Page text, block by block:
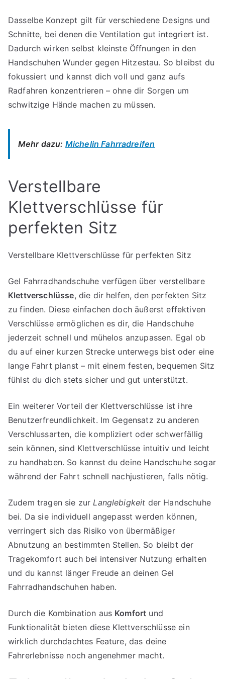
Dasselbe Konzept gilt für verschiedene Designs und
Schnitte, bei denen die Ventilation gut integriert ist.
Dadurch wirken selbst kleinste Öffnungen in den
Handschuhen Wunder gegen Hitzestau. So bleibst du
fokussiert und kannst dich voll und ganz aufs
Radfahren konzentrieren – ohne dir Sorgen um
schwitzige Hände machen zu müssen.
Mehr dazu: Michelin Fahrradreifen
Verstellbare
Klettverschlüsse für
perfekten Sitz
Verstellbare Klettverschlüsse für perfekten Sitz
Gel Fahrradhandschuhe verfügen über verstellbare
Klettverschlüsse, die dir helfen, den perfekten Sitz
zu finden. Diese einfachen doch äußerst effektiven
Verschlüsse ermöglichen es dir, die Handschuhe
jederzeit schnell und mühelos anzupassen. Egal ob
du auf einer kurzen Strecke unterwegs bist oder eine
lange Fahrt planst – mit einem festen, bequemen Sitz
fühlst du dich stets sicher und gut unterstützt.
Ein weiterer Vorteil der Klettverschlüsse ist ihre
Benutzerfreundlichkeit. Im Gegensatz zu anderen
Verschlussarten, die kompliziert oder schwerfällig
sein können, sind Klettverschlüsse intuitiv und leicht
zu handhaben. So kannst du deine Handschuhe sogar
während der Fahrt schnell nachjustieren, falls nötig.
Zudem tragen sie zurLanglebigkeit der Handschuhe
bei. Da sie individuell angepasst werden können,
verringert sich das Risiko von übermäßiger
Abnutzung an bestimmten Stellen. So bleibt der
Tragekomfort auch bei intensiver Nutzung erhalten
und du kannst länger Freude an deinen Gel
Fahrradhandschuhen haben.
Durch die Kombination aus Komfort und
Funktionalität bieten diese Klettverschlüsse ein
wirklich durchdachtes Feature, das deine
Fahrerlebnisse noch angenehmer macht.